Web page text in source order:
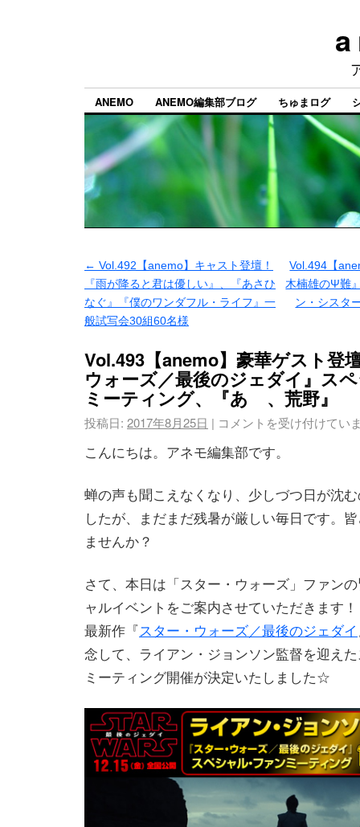
a
ANEMO ANEMO編集部ブログ ちゅまログ
← Vol.492【anemo】キャスト登壇！
『雨が降ると君は優しい』、『あさひ
なぐ』『僕のワンダフル・ライフ』一
般試写会30組60名様
Vol.494【
木楠雄のΨ難
ン・シスタ
Vol.493【anemo】豪華ゲスト登
ウォーズ／最後のジェダイ』ス
ミーティング、『あゝ、荒野』
投稿日: 2017年8月25日 | コメントを受け付けてい
こんにちは。アネモ編集部です。
蝉の声も聞こえなくなり、少しづつ日が沈
したが、まだまだ残暑が厳しい毎日です。
ませんか？
さて、本日は「スター・ウォーズ」ファン
ャルイベントをご案内させていただきます！
最新作『 スター・ウォーズ／最後のジェダイ
念して、ライアン・ジョンソン監督を迎え
ミーティング開催が決定いたしました☆